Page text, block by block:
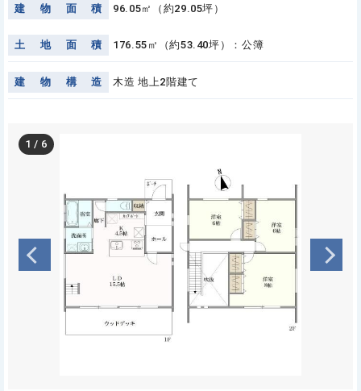
建 物 面 積 96.05㎡（約29.05坪）
土 地 面 積 176.55㎡（約53.40坪）：公簿
建 物 構 造 木造 地上2階建て
1 / 6